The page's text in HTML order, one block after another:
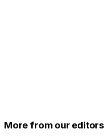
More from our editors